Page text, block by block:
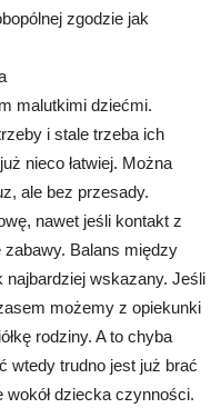
zgodzie jak
malutkimi dziećmi.
i stale trzeba ich
nieco łatwiej. Można
ale bez przesady.
nawet jeśli kontakt z
Balans między
najbardziej wskazany. Jeśli
możemy z opiekunki
rodziny. A to chyba
wtedy trudno jest już brać
dziecka czynności.